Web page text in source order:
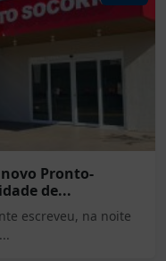
Pronto-
de...
escreveu, na noite